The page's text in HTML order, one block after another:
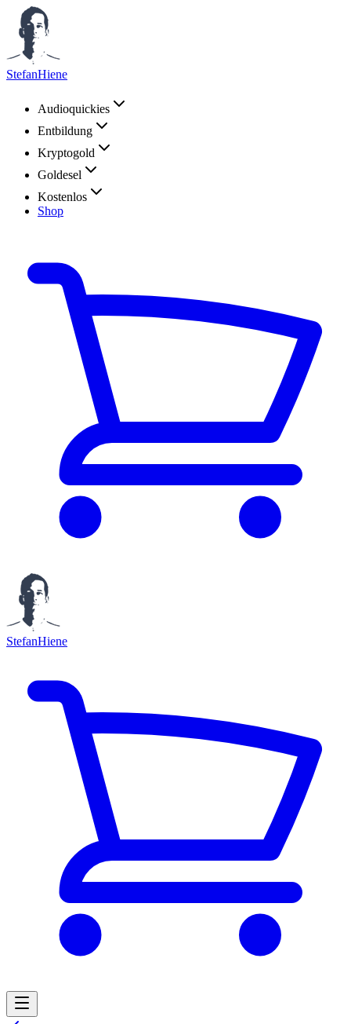
StefanHiene
Audioquickies
Entbildung
Kryptogold
Goldesel
Kostenlos
Shop
StefanHiene